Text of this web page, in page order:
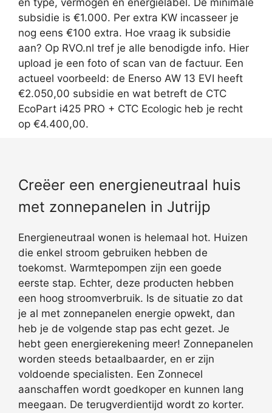
en type, vermogen en energielabel. De minimale
subsidie is €1.000. Per extra KW incasseer je
nog eens €100 extra. Hoe vraag ik subsidie
aan? Op RVO.nl tref je alle benodigde info. Hier
upload je een foto of scan van de factuur. Een
actueel voorbeeld: de Enerso AW 13 EVI heeft
€2.050,00 subsidie en wat betreft de CTC
EcoPart i425 PRO + CTC Ecologic heb je recht
op €4.400,00.
Creëer een energieneutraal huis
met zonnepanelen in Jutrijp
Energieneutraal wonen is helemaal hot. Huizen
die enkel stroom gebruiken hebben de
toekomst. Warmtepompen zijn een goede
eerste stap. Echter, deze producten hebben
een hoog stroomverbruik. Is de situatie zo dat
je al met zonnepanelen energie opwekt, dan
heb je de volgende stap pas echt gezet. Je
hebt geen energierekening meer! Zonnepanelen
worden steeds betaalbaarder, en er zijn
voldoende specialisten. Een Zonnecel
aanschaffen wordt goedkoper en kunnen lang
meegaan. De terugverdientijd wordt zo korter.